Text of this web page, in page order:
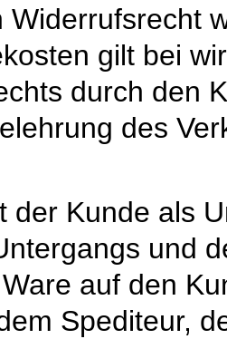
Widerrufsrecht
gilt bei
durch den
des
der Kunde als
und
auf den
Spediteur,